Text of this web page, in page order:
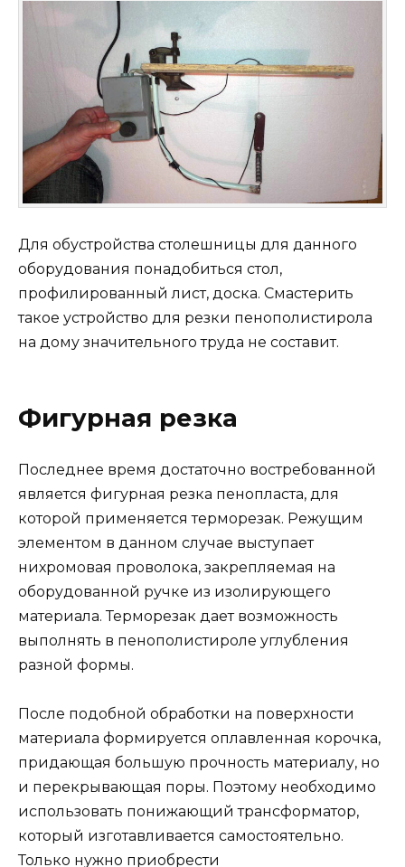
Для обустройства столешницы для данного
оборудования понадобиться стол,
профилированный лист, доска. Смастерить
такое устройство для резки пенополистирола
на дому значительного труда не составит.
Фигурная резка
Последнее время достаточно востребованной
является фигурная резка пенопласта, для
которой применяется терморезак. Режущим
элементом в данном случае выступает
нихромовая проволока, закрепляемая на
оборудованной ручке из изолирующего
материала. Терморезак дает возможность
выполнять в пенополистироле углубления
разной формы.
После подобной обработки на поверхности
материала формируется оплавленная корочка,
придающая большую прочность материалу, но
и перекрывающая поры. Поэтому необходимо
использовать понижающий трансформатор,
который изготавливается самостоятельно.
Только нужно приобрести